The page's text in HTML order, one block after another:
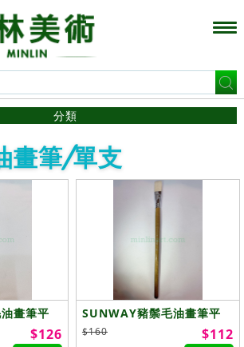
分類
畫筆/單支
畫筆平
$126
SUNWAY豬鬃毛油畫筆平
11號
$160 $112